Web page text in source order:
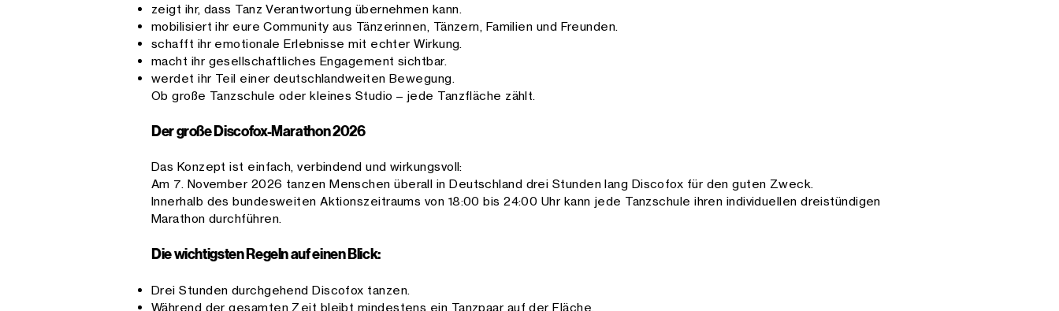
zeigt ihr, dass Tanz Verantwortung übernehmen kann.
mobilisiert ihr eure Community aus Tänzerinnen, Tänzern, Familien und Freunden.
schafft ihr emotionale Erlebnisse mit echter Wirkung.
macht ihr gesellschaftliches Engagement sichtbar.
werdet ihr Teil einer deutschlandweiten Bewegung.
Ob große Tanzschule oder kleines Studio – jede Tanzfläche zählt.
Der große Discofox-Marathon 2026
Das Konzept ist einfach, verbindend und wirkungsvoll:
Am 7. November 2026 tanzen Menschen überall in Deutschland drei Stunden lang Discofox für den guten Zweck.
Innerhalb des bundesweiten Aktionszeitraums von 18:00 bis 24:00 Uhr kann jede Tanzschule ihren individuellen dreistündigen
Marathon durchführen.
Die wichtigsten Regeln auf einen Blick:
Drei Stunden durchgehend Discofox tanzen.
Während der gesamten Zeit bleibt mindestens ein Tanzpaar auf der Fläche.